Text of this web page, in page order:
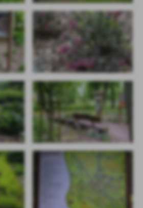
pośredników prezentujących nasze
ofert, komunikatów mediów